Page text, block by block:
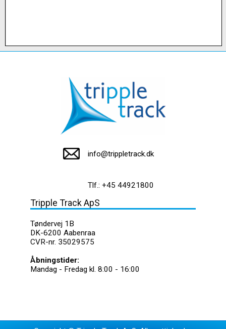
info@trippletrack.dk
Tlf.: +45 44921800
Tripple Track ApS
Tøndervej 1B
DK-6200 Aabenraa
CVR-nr. 35029575
Åbningstider:
Mandag - Fredag kl. 8:00 - 16:00